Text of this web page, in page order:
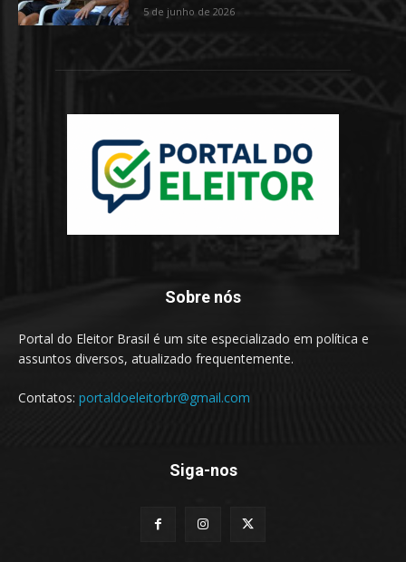
5 de junho de 2026
Sobre nós
Portal do Eleitor Brasil é um site especializado em política e
assuntos diversos, atualizado frequentemente.
Contatos: portaldoeleitorbr@gmail.com
Siga-nos